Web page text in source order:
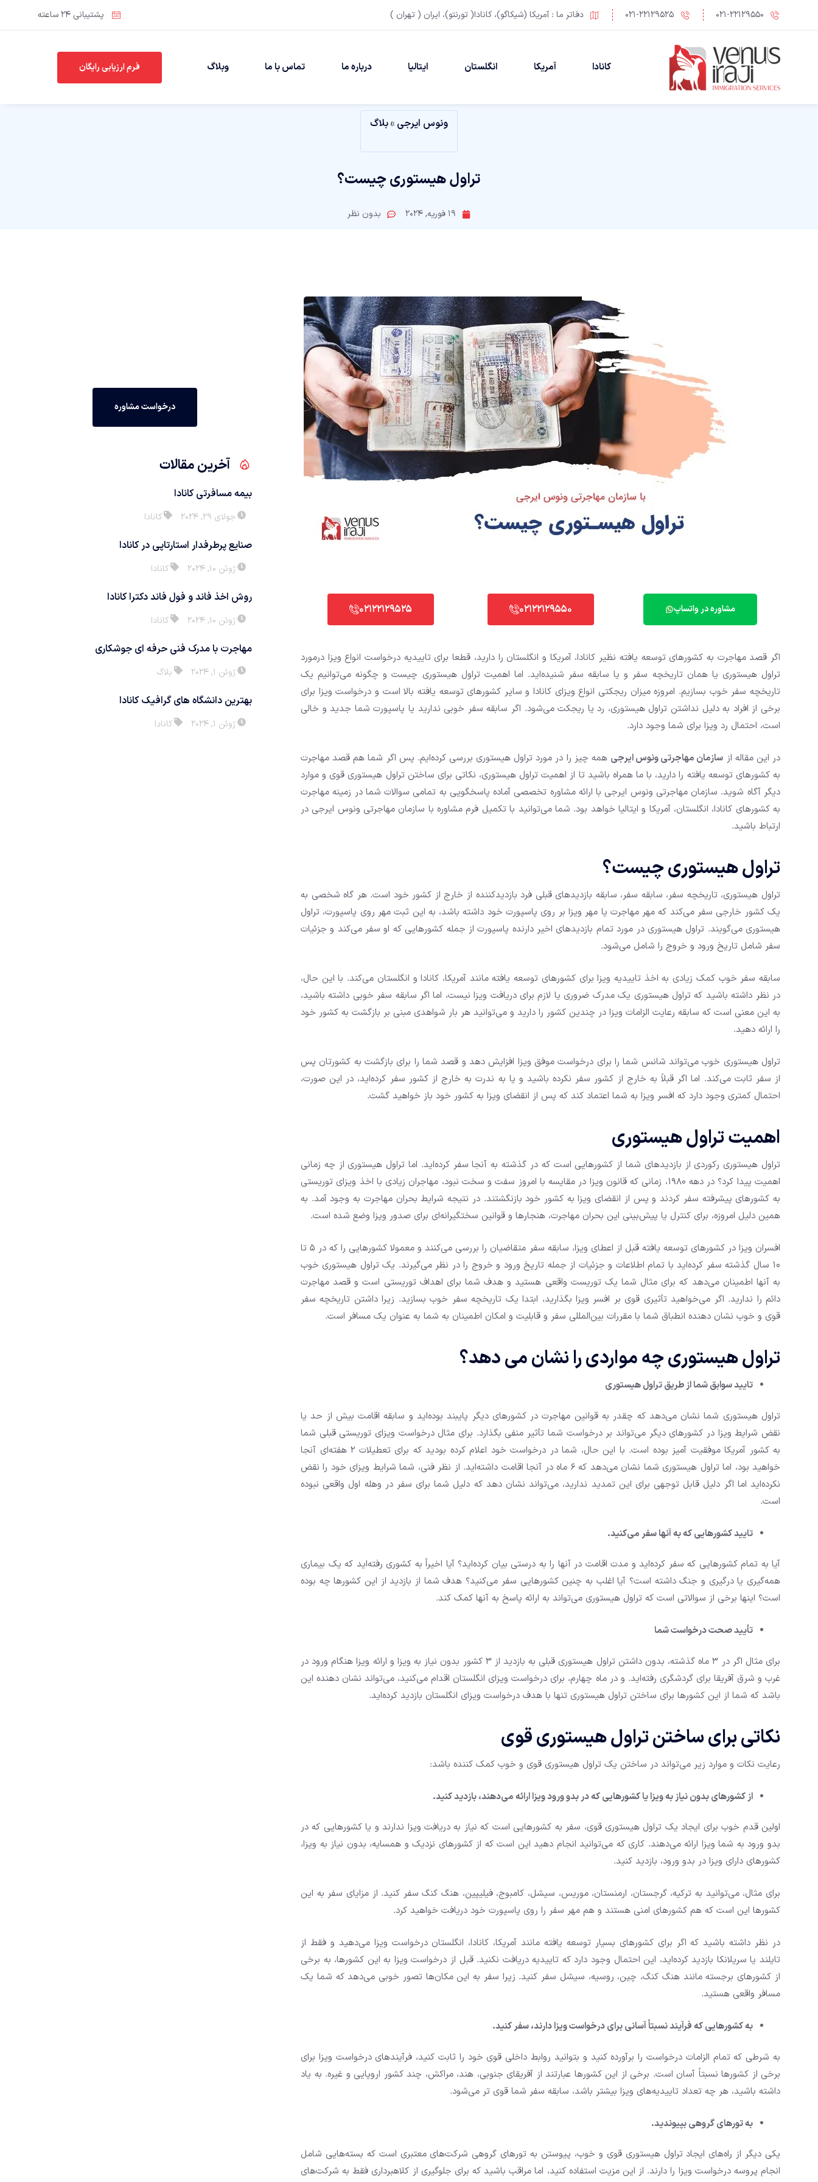
021-22129550
021-22129525 دفاتر ما : آمریکا (شیکاگو)، کانادا( تورنتو)، ایران ( تهران ) پشتیبانی ۲۴ ساعته
کانادا آمریکا انگلستان ایتالیا درباره ما تماس با ما وبلاگ فرم ارزیابی رایگان
ونوس ایرجی »بلاگ
تراول هیستوری چیست؟
19 فوریه, 2024 بدون نظر
مشاوره در واتساپ 02122129525 02122129550
اگر قصد مهاجرت به کشورهای توسعه یافته نظیر کانادا، آمریکا و انگلستان را دارید، قطعا برای تاییدیه درخواست انواع ویزا درمورد
تراول هیستوری یا همان تاریخچه سفر و یا سابقه سفر شنیده‌اید. اما اهمیت تراول هیستوری چیست و چگونه می‌توانیم یک
تاریخچه سفر خوب بسازیم. امروزه میزان ریجکتی انواع ویزای کانادا و سایر کشورهای توسعه یافته بالا است و درخواست ویزا برای
برخی از افراد به دلیل نداشتن تراول هیستوری، رد یا ریجکت می‌شود. اگر سابقه سفر خوبی ندارید یا پاسپورت شما جدید و خالی
است، احتمال رد ویزا برای شما وجود دارد.
در این مقاله از سازمان مهاجرتی ونوس ایرجی همه چیز را در مورد تراول هیستوری بررسی کرده‌ایم. پس اگر شما هم قصد مهاجرت
به کشورهای توسعه یافته را دارید، با ما همراه باشید تا از اهمیت تراول هیستوری، نکاتی برای ساختن تراول هیستوری قوی و موارد
دیگر آگاه شوید. سازمان مهاجرتی ونوس ایرجی با ارائه مشاوره تخصصی آماده پاسخگویی به تمامی سوالات شما در زمینه مهاجرت
به کشورهای کانادا، انگلستان، آمریکا و ایتالیا خواهد بود. شما می‌توانید با تکمیل فرم مشاوره با سازمان مهاجرتی ونوس ایرجی در
ارتباط باشید.
تراول هیستوری چیست؟
تراول هیستوری، تاریخچه سفر، سابقه سفر، سابقه بازدیدهای قبلی فرد بازدیدکننده از خارج از کشور خود است. هر گاه شخصی به
یک کشور خارجی سفر می‌کند که مهر مهاجرت یا مهر ویزا بر روی پاسپورت خود داشته باشد، به این ثبت مهر روی پاسپورت، تراول
هیستوری می‌گویند. تراول هیستوری در مورد تمام بازدیدهای اخیر دارنده پاسپورت از جمله کشورهایی که او سفر می‌کند و جزئیات
سفر شامل تاریخ ورود و خروج را شامل می‌شود.
سابقه سفر خوب کمک زیادی به اخذ تاییدیه ویزا برای کشورهای توسعه یافته مانند آمریکا، کانادا و انگلستان می‌کند. با این حال،
در نظر داشته باشید که تراول هیستوری یک مدرک ضروری یا لازم برای دریافت ویزا نیست، اما اگر سابقه سفر خوبی داشته باشید،
به این معنی است که سابقه رعایت الزامات ویزا در چندین کشور را دارید و می‌توانید هر بار شواهدی مبنی بر بازگشت به کشور خود
را ارائه دهید.
تراول هیستوری خوب می‌تواند شانس شما را برای درخواست موفق ویزا افزایش دهد و قصد شما را برای بازگشت به کشورتان پس
از سفر ثابت می‌کند. اما اگر قبلاً به خارج از کشور سفر نکرده باشید و یا به ندرت به خارج از کشور سفر کرده‌اید، در این صورت،
احتمال کمتری وجود دارد که افسر ویزا به شما اعتماد کند که پس از انقضای ویزا به کشور خود باز خواهید گشت.
اهمیت تراول هیستوری
تراول هیستوری رکوردی از بازدیدهای شما از کشورهایی است که در گذشته به آنجا سفر کرده‌اید. اما تراول هیستوری از چه زمانی
اهمیت پیدا کرد؟ در دهه 1980، زمانی که قانون ویزا در مقایسه با امروز سفت و سخت نبود، مهاجران زیادی با اخذ ویزای توریستی
به کشورهای پیشرفته سفر کردند و پس از انقضای ویزا به کشور خود بازنگشتند. در نتیجه شرایط بحران مهاجرت به وجود آمد. به
همین دلیل امروزه، برای کنترل یا پیش‌بینی این بحران مهاجرت، هنجارها و قوانین سختگیرانه‌ای برای صدور ویزا وضع شده است.
افسران ویزا در کشورهای توسعه یافته قبل از اعطای ویزا، سابقه سفر متقاضیان را بررسی می‌کنند و معمولا کشورهایی را که در 5 تا
10 سال گذشته سفر کرده‌اید با تمام اطلاعات و جزئیات از جمله تاریخ ورود و خروج را در نظر می‌گیرند. یک تراول هیستوری خوب
به آنها اطمینان می‌دهد که برای مثال شما یک توریست واقعی هستید و هدف شما برای اهداف توریستی است و قصد مهاجرت
دائم را ندارید. اگر می‌خواهید تأثیری قوی بر افسر ویزا بگذارید، ابتدا یک تاریخچه سفر خوب بسازید. زیرا داشتن تاریخچه سفر
قوی و خوب نشان دهنده انطباق شما با مقررات بین‌المللی سفر و قابلیت و امکان اطمینان به شما به عنوان یک مسافر است.
تراول هیستوری چه مواردی را نشان می دهد؟
تایید سوابق شما از طریق تراول هیستوری
تراول هیستوری شما نشان می‌دهد که چقدر به قوانین مهاجرت در کشورهای دیگر پایبند بوده‌اید و سابقه اقامت بیش از حد یا
نقض شرایط ویزا در کشورهای دیگر می‌تواند بر درخواست شما تأثیر منفی بگذارد. برای مثال درخواست ویزای توریستی قبلی شما
به کشور آمریکا موفقیت آمیز بوده است. با این حال، شما در درخواست خود اعلام کرده بودید که برای تعطیلات 2 هفته‌ای آنجا
خواهید بود، اما تراول هیستوری شما نشان می‌دهد که 6 ماه در آنجا اقامت داشته‌اید. از نظر فنی، شما شرایط ویزای خود را نقض
نکرده‌اید اما اگر دلیل قابل توجهی برای این تمدید ندارید، می‌تواند نشان دهد که دلیل شما برای سفر در وهله اول واقعی نبوده
است.
تایید کشورهایی که به آنها سفر می‌کنید.
آیا به تمام کشورهایی که سفر کرده‌اید و مدت اقامت در آنها را به درستی بیان کرده‌اید؟ آیا اخیراً به کشوری رفته‌اید که یک بیماری
همه‌گیری یا درگیری و جنگ داشته است؟ آیا اغلب به چنین کشورهایی سفر می‌کنید؟ هدف شما از بازدید از این کشورها چه بوده
است؟ اینها برخی از سوالاتی است که تراول هیستوری می‌تواند به ارائه پاسخ به آنها کمک کند.
تأیید صحت درخواست شما
برای مثال اگر در 3 ماه گذشته، بدون داشتن تراول هیستوری قبلی به بازدید از 3 کشور بدون نیاز به ویزا و ارائه ویزا هنگام ورود در
غرب و شرق آفریقا برای گردشگری رفته‌اید. و در ماه چهارم، برای درخواست ویزای انگلستان اقدام می‌کنید، می‌تواند نشان دهنده این
باشد که شما از این کشورها برای ساختن تراول هیستوری تنها با هدف درخواست ویزای انگلستان بازدید کرده‌اید.
نکاتی برای ساختن تراول هیستوری قوی
رعایت نکات و موارد زیر می‌تواند در ساختن یک تراول هیستوری قوی و خوب کمک کننده باشد:
از کشورهای بدون نیاز به ویزا یا کشورهایی که در بدو ورود ویزا ارائه می‌دهند، بازدید کنید.
اولین قدم خوب برای ایجاد یک تراول هیستوری قوی، سفر به کشورهایی است که نیاز به دریافت ویزا ندارند و یا کشورهایی که در
بدو ورود به شما ویزا ارائه می‌دهند. کاری که می‌توانید انجام دهید این است که از کشورهای نزدیک و همسایه، بدون نیاز به ویزا،
کشورهای دارای ویزا در بدو ورود، بازدید کنید.
برای مثال، می‌توانید به ترکیه، گرجستان، ارمنستان، موریس، سیشل، کامبوج، فیلیپین، هنگ کنگ سفر کنید. از مزایای سفر به این
کشورها این است که هم کشورهای امنی هستند و هم مهر سفر را روی پاسپورت خود دریافت خواهید کرد.
در نظر داشته باشید که اگر برای کشورهای بسیار توسعه یافته مانند آمریکا، کانادا، انگلستان درخواست ویزا می‌دهید و فقط از
تایلند یا سریلانکا بازدید کرده‌اید، این احتمال وجود دارد که تاییدیه دریافت نکنید. قبل از درخواست ویزا به این کشورها، به برخی
از کشورهای برجسته مانند هنگ کنگ، چین، روسیه، سیشل سفر کنید. زیرا سفر به این مکان‌ها تصور خوبی می‌دهد که شما یک
مسافر واقعی هستید.
به کشورهایی که فرآیند نسبتاً آسانی برای درخواست ویزا دارند، سفر کنید.
به شرطی که تمام الزامات درخواست را برآورده کنید و بتوانید روابط داخلی قوی خود را ثابت کنید، فرآیندهای درخواست ویزا برای
برخی از کشورها نسبتاً آسان است. برخی از این کشورها عبارتند از آفریقای جنوبی، هند، مراکش، چند کشور اروپایی و غیره. به یاد
داشته باشید، هر چه تعداد تاییدیه‌های ویزا بیشتر باشد، سابقه سفر شما قوی تر می‌شود.
به تورهای گروهی بپیوندید.
یکی دیگر از راه‌های ایجاد تراول هیستوری قوی و خوب، پیوستن به تورهای گروهی شرکت‌های معتبری است که بسته‌هایی شامل
انجام پروسه درخواست ویزا را دارند. از این مزیت استفاده کنید، اما مراقب باشید که برای جلوگیری از کلاهبرداری فقط به شرکت‌های
درخواست مشاوره
آخرین مقالات
بیمه مسافرتی کانادا
جولای 29, 2024 کانادا
صنایع پرطرفدار استارتاپی در کانادا
ژوئن 10, 2024 کانادا
روش اخذ فاند و فول فاند دکترا کانادا
ژوئن 10, 2024 کانادا
مهاجرت با مدرک فنی حرفه ای جوشکاری
ژوئن 1, 2024 بلاگ
بهترین دانشگاه های گرافیک کانادا
ژوئن 1, 2024 کانادا